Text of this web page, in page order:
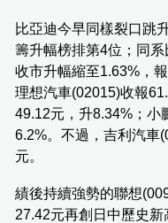
比亞迪今早同樣裂口跳
籌升幅榜排第4位；同系
收市升幅縮至1.63%，
理想汽車(02015)收報
49.12元，升8.34%；小
6.2%。不過，吉利汽車
元。
績後持續強勢的聯想
27.42元再創日中歷史